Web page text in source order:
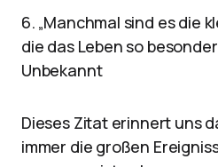
6. „Manchmal sind es die
die das Leben so
Unbekannt
Dieses Zitat erinnert uns
immer die großen